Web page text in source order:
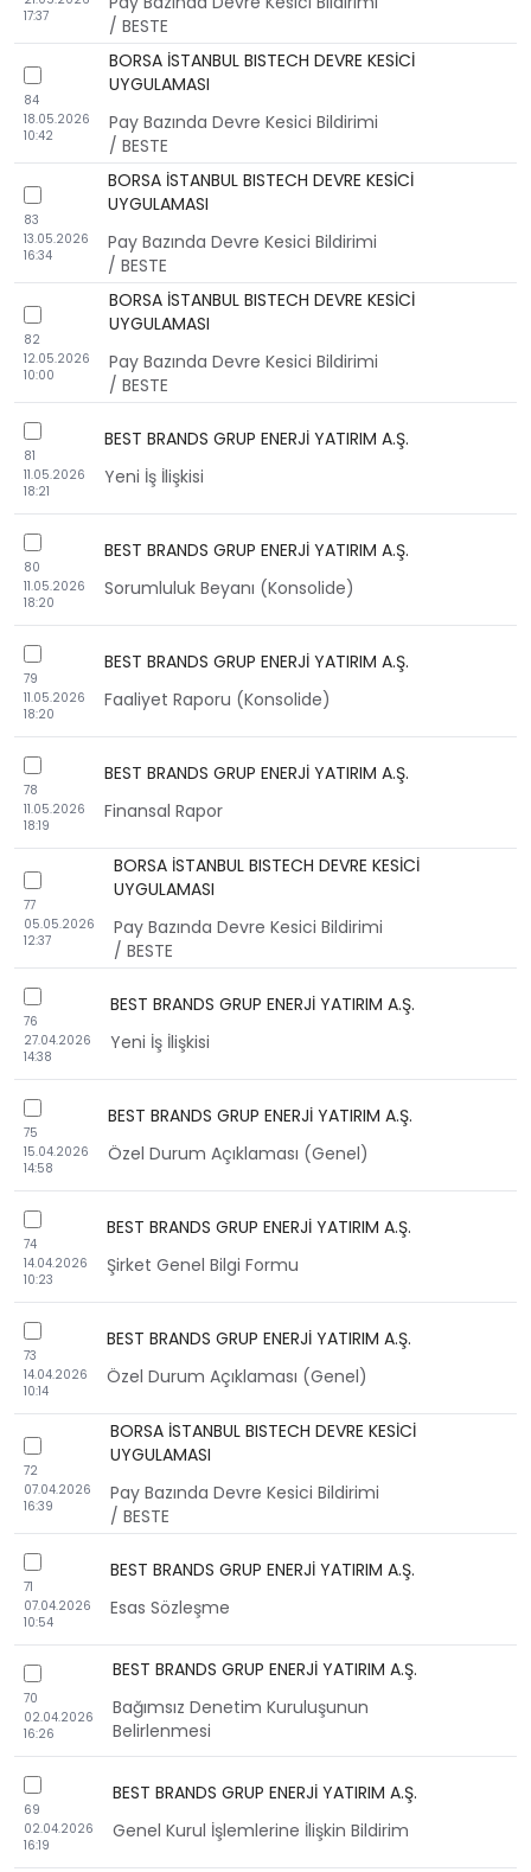
17:37
/ BESTE
checkbox
84
18.05.2026
10:42
BORSA İSTANBUL BISTECH DEVRE KESİCİ
UYGULAMASI
Pay Bazında Devre Kesici Bildirimi
/ BESTE
checkbox
83
13.05.2026
16:34
BORSA İSTANBUL BISTECH DEVRE KESİCİ
UYGULAMASI
Pay Bazında Devre Kesici Bildirimi
/ BESTE
checkbox
82
12.05.2026
10:00
BORSA İSTANBUL BISTECH DEVRE KESİCİ
UYGULAMASI
Pay Bazında Devre Kesici Bildirimi
/ BESTE
checkbox
81
11.05.2026
18:21
BEST BRANDS GRUP ENERJİ YATIRIM A.Ş.
Yeni İş İlişkisi
checkbox
80
11.05.2026
18:20
BEST BRANDS GRUP ENERJİ YATIRIM A.Ş.
Sorumluluk Beyanı (Konsolide)
checkbox
79
11.05.2026
18:20
BEST BRANDS GRUP ENERJİ YATIRIM A.Ş.
Faaliyet Raporu (Konsolide)
checkbox
78
11.05.2026
18:19
BEST BRANDS GRUP ENERJİ YATIRIM A.Ş.
Finansal Rapor
checkbox
77
05.05.2026
12:37
BORSA İSTANBUL BISTECH DEVRE KESİCİ
UYGULAMASI
Pay Bazında Devre Kesici Bildirimi
/ BESTE
checkbox
76
27.04.2026
14:38
BEST BRANDS GRUP ENERJİ YATIRIM A.Ş.
Yeni İş İlişkisi
checkbox
75
15.04.2026
14:58
BEST BRANDS GRUP ENERJİ YATIRIM A.Ş.
Özel Durum Açıklaması (Genel)
checkbox
74
14.04.2026
10:23
BEST BRANDS GRUP ENERJİ YATIRIM A.Ş.
Şirket Genel Bilgi Formu
checkbox
73
14.04.2026
10:14
BEST BRANDS GRUP ENERJİ YATIRIM A.Ş.
Özel Durum Açıklaması (Genel)
checkbox
72
07.04.2026
16:39
BORSA İSTANBUL BISTECH DEVRE KESİCİ
UYGULAMASI
Pay Bazında Devre Kesici Bildirimi
/ BESTE
checkbox
71
07.04.2026
10:54
BEST BRANDS GRUP ENERJİ YATIRIM A.Ş.
Esas Sözleşme
checkbox
70
02.04.2026
16:26
BEST BRANDS GRUP ENERJİ YATIRIM A.Ş.
Bağımsız Denetim Kuruluşunun
Belirlenmesi
checkbox
69
02.04.2026
16:19
BEST BRANDS GRUP ENERJİ YATIRIM A.Ş.
Genel Kurul İşlemlerine İlişkin Bildirim